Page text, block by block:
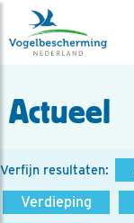
Actueel
Verfijn resultaten:
Verdieping